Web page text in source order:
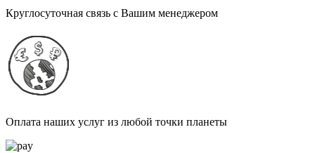
Круглосуточная связь с Вашим менеджером
Оплата наших услуг из любой точки планеты